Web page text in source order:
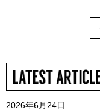
2026年6月24日